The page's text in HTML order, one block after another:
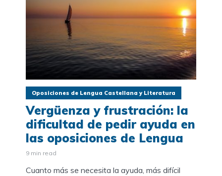
Oposiciones de Lengua Castellana y Literatura
Vergüenza y frustración: la
dificultad de pedir ayuda en
las oposiciones de Lengua
9 min read
Cuanto más se necesita la ayuda, más difícil